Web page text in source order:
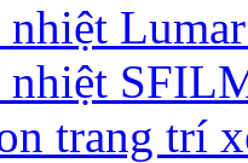
nhiệt
nhiệt
trang trí